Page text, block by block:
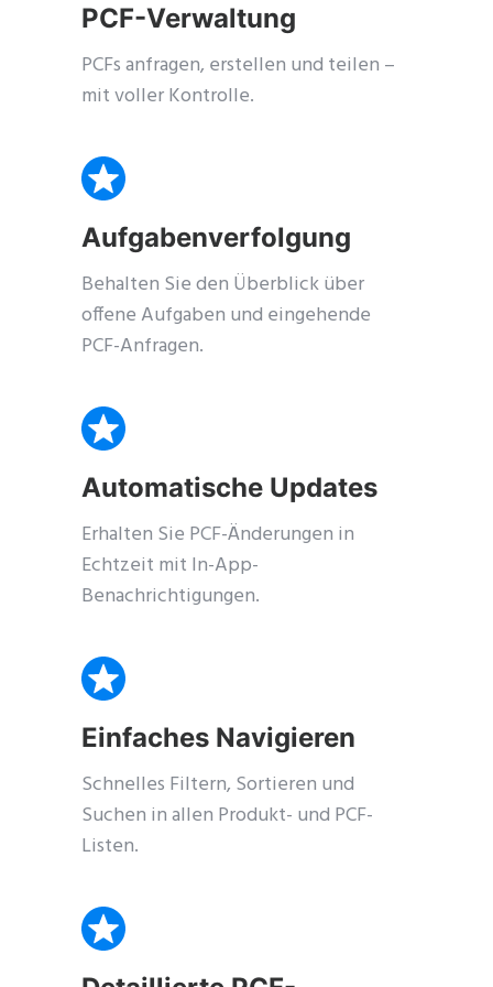
PCF-Verwaltung
PCFs anfragen, erstellen und teilen –
mit voller Kontrolle.
Aufgabenverfolgung
Behalten Sie den Überblick über
offene Aufgaben und eingehende
PCF-Anfragen.
Automatische Updates
Erhalten Sie PCF-Änderungen in
Echtzeit mit In-App-
Benachrichtigungen.
Einfaches Navigieren
Schnelles Filtern, Sortieren und
Suchen in allen Produkt- und PCF-
Listen.
Schließe
Modul